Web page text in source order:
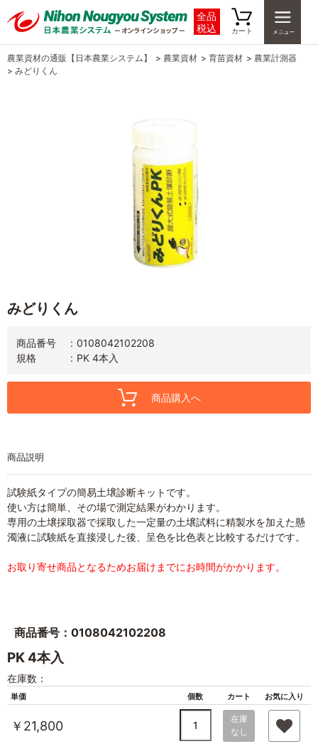
全品
税込
カート
農業資材の通販【日本農業システム】 > 農業資材 > 育苗資材 > 農業計測器
> みどりくん
みどりくん
商品番号
0108042102208
規格
PK 4本入
商品購入へ
商品説明
試験紙タイプの簡易土壌診断キットです。
使い方は簡単、その場で測定結果がわかります。
専用の土壌採取器で採取した一定量の土壌試料に精製水を加えた懸
濁液に試験紙を直接浸した後、呈色を比色表と比較するだけです。
お取り寄せ商品となるためお届けまでにお時間がかかります。
商品番号：0108042102208
PK 4本入
在庫数：
単価 個数 カート お気に入り
￥21,800
在庫
なし